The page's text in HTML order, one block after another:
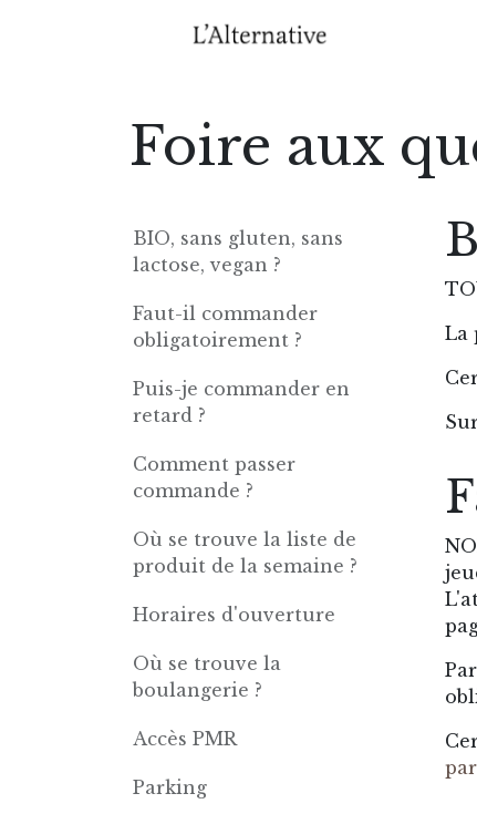
Foire aux
BIO, sans gluten, sans
lactose, vegan ?
Faut-il commander
obligatoirement ?
Puis-je commander en
retard ?
Comment passer
commande ?
Où se trouve la liste de
produit de la semaine ?
Horaires d'ouverture
Où se trouve la
boulangerie ?
Accès PMR
Parking
La